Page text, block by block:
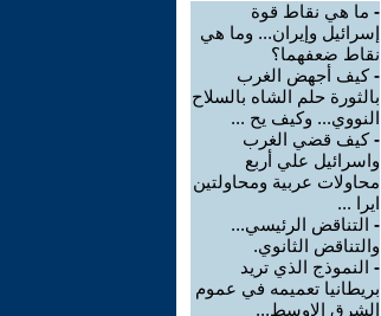
- ما هي نقاط قوة
إسرائيل وإيران... وما هي
نقاط ضعفهما؟
-كيف أجهض الغرب
بالثورة حلم الشاه بالسلاح
النووي... وكيف يح ...
-كيف قضي الغرب
واسرائيل علي أربع
محاولات عربية ومحاولتين
ايرا ...
- التناقض الرئيسي...
والتناقض الثانوي.
- النموذج الذي تريد
بريطانيا تعميمه في عموم
الشرق الاوسط...